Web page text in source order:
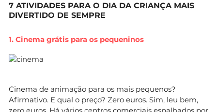
7 ATIVIDADES PARA O DIA DA CRIANÇA MAIS
DIVERTIDO DE SEMPRE
1. Cinema grátis para os pequeninos
Cinema de animação para os mais pequenos?
Afirmativo. E qual o preço? Zero euros. Sim, leu bem,
zero euros. Há vários centros comerciais espalhados por